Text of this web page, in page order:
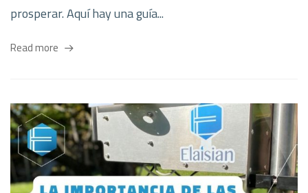
prosperar. Aquí hay una guía...
Read more